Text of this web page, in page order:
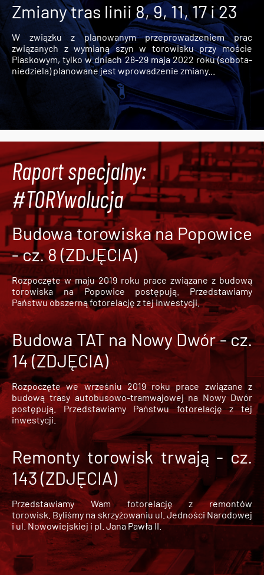
Zmiany tras linii 8, 9, 11, 17 i 23
W związku z planowanym przeprowadzeniem prac
związanych z wymianą szyn w torowisku przy moście
Piaskowym, tylko w dniach 28-29 maja 2022 roku (sobota-
niedziela) planowane jest wprowadzenie zmiany...
Raport specjalny:
#TORYwolucja
Budowa torowiska na Popowice
- cz. 8 (ZDJĘCIA)
Rozpoczęte w maju 2019 roku prace związane z budową
torowiska na Popowice
postępują. Przedstawiamy
Państwu obszerną fotorelację z tej inwestycji.
Budowa TAT na Nowy Dwór - cz.
14 (ZDJĘCIA)
Rozpoczęte we wrześniu 2019 roku prace związane z
budową trasy autobusowo-tramwajowej na Nowy Dwór
postępują. Przedstawiamy Państwu fotorelację z tej
inwestycji.
Remonty torowisk trwają - cz.
143 (ZDJĘCIA)
Przedstawiamy Wam fotorelację z remontów
torowisk. Byliśmy na skrzyżowaniu ul. Jedności Narodowej
i ul. Nowowiejskiej i pl. Jana Pawła II.